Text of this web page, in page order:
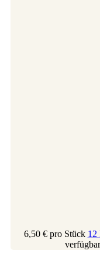
6,50 € pro Stück 12
verfügbar